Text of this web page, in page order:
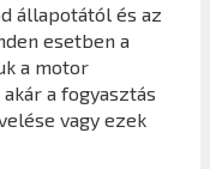
állapotától és az
esetben a
a motor
a fogyasztás
vagy ezek